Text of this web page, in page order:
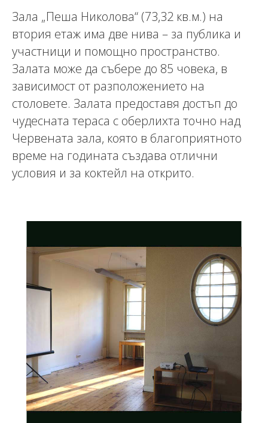
Зала „Пеша Николова“ (73,32 кв.м.) на
втория етаж има две нива – за публика и
участници и помощно пространство.
Залата може да събере до 85 човека, в
зависимост от разположението на
столовете. Залата предоставя достъп до
чудесната тераса с оберлихта точно над
Червената зала, която в благоприятното
време на годината създава отлични
условия и за коктейл на открито.